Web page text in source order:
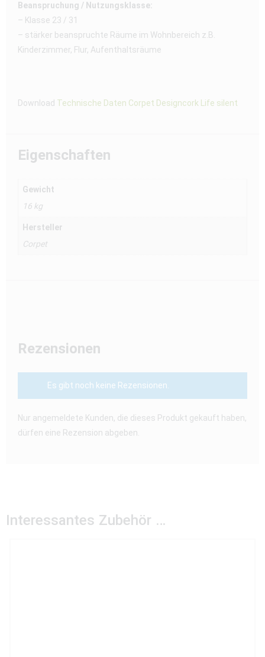
Beanspruchung / Nutzungsklasse:
– Klasse 23 / 31
– stärker beanspruchte Räume im Wohnbereich z.B.
Kinderzimmer, Flur, Aufenthaltsräume
Download Technische Daten Corpet Designcork Life silent
Eigenschaften
Gewicht
16 kg
Hersteller
Corpet
Rezensionen
Es gibt noch keine Rezensionen.
Nur angemeldete Kunden, die dieses Produkt gekauft haben,
dürfen eine Rezension abgeben.
Interessantes Zubehör …